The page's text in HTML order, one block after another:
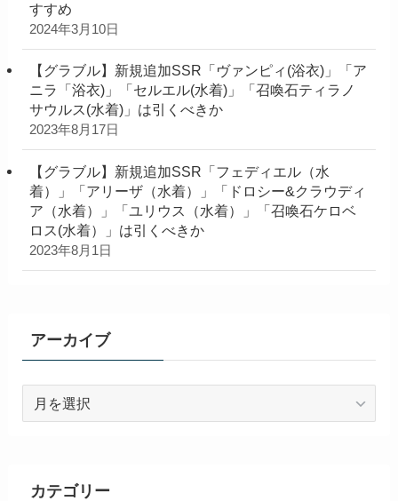
すすめ
2024年3月10日
【グラブル】新規追加SSR「ヴァンピィ(浴衣)」「ア
ニラ「浴衣)」「セルエル(水着)」「召喚石ティラノ
サウルス(水着)」は引くべきか
2023年8月17日
【グラブル】新規追加SSR「フェディエル（水
着）」「アリーザ（水着）」「ドロシー&クラウディ
ア（水着）」「ユリウス（水着）」「召喚石ケロベ
ロス(水着）」は引くべきか
2023年8月1日
アーカイブ
カテゴリー